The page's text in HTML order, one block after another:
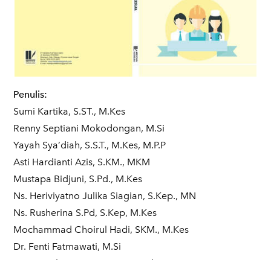
Penulis:
Sumi Kartika, S.ST., M.Kes
Renny Septiani Mokodongan, M.Si
Yayah Sya’diah, S.S.T., M.Kes, M.P.P
Asti Hardianti Azis, S.KM., MKM
Mustapa Bidjuni, S.Pd., M.Kes
Ns. Heriviyatno Julika Siagian, S.Kep., MN
Ns. Rusherina S.Pd, S.Kep, M.Kes
Mochammad Choirul Hadi, SKM., M.Kes
Dr. Fenti Fatmawati, M.Si